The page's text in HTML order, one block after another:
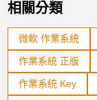
相關分類
微軟 作業系統
作業系統 正版
作業系統 Key